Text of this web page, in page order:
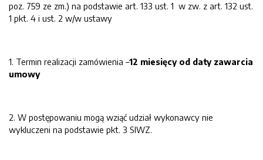
poz. 759 ze zm.) na podstawie art. 133 ust. 1 w zw. z art. 132 ust.
1 pkt. 4 i ust. 2 w/w ustawy
1. Termin realizacji zamówienia –12 miesięcy od daty zawarcia
umowy
2. W postępowaniu mogą wziąć udział wykonawcy nie
wykluczeni na podstawie pkt. 3 SIWZ.